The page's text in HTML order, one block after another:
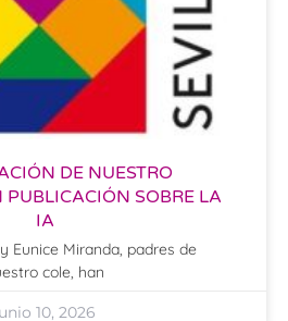
DE NUESTRO
SOBRE LA
IA
Eunice Miranda, padres de
cole, han
10, 2026